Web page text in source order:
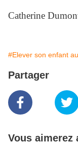
Catherine
#Elever son enfant
Partager
Vous aimerez